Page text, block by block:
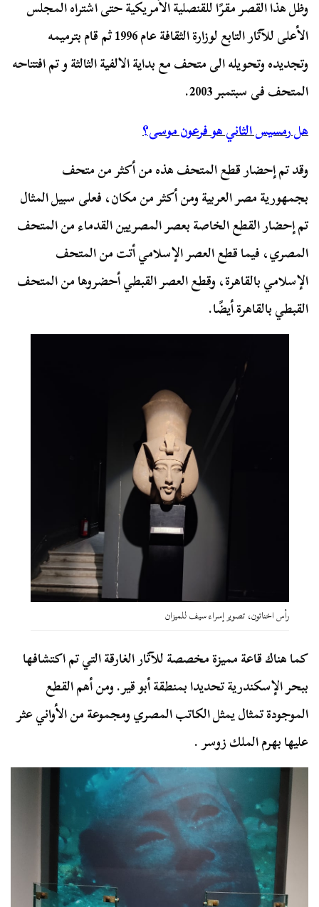
وظل هذا القصر مقرًا للقنصلية الأمريكية حتى اشتراه المجلس
الأعلى للآثار التابع لوزارة الثقافة عام 1996 ثم قام بترميمه
وتجديده وتحويله الى متحف مع بداية الالفية الثالثة و تم افتتاحه
المتحف فى سبتمبر 2003.
هل رمسيس الثاني هو فرعون موسى؟
وقد تم إحضار قطع المتحف هذه من أكثر من متحف
بجمهورية مصر العربية ومن أكثر من مكان، فعلى سبيل المثال
تم إحضار القطع الخاصة بعصر المصريين القدماء من المتحف
المصري، فيما قطع العصر الإسلامي أتت من المتحف
الإسلامي بالقاهرة، وقطع العصر القبطي أحضروها من المتحف
القبطي بالقاهرة أيضًا.
رأس اخناتون، تصوير إسراء سيف للميزان
كما هناك قاعة مميزة مخصصة للآثار الغارقة التي تم اكتشافها
ببحر الإسكندرية تحديدا بمنطقة أبو قير. ومن أهم القطع
الموجودة تمثال يمثل الكاتب المصري ومجموعة من الأواني عثر
عليها بهرم الملك زوسر .